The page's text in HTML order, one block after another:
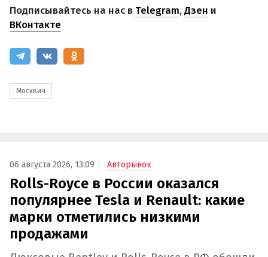
Подписывайтесь на нас в Telegram,Дзен и
ВКонтакте
Москвич
06 августа 2026, 13:09 Авторынок
Rolls-Royce в России оказался
популярнее Tesla и Renault: какие
марки отметились низкими
продажами